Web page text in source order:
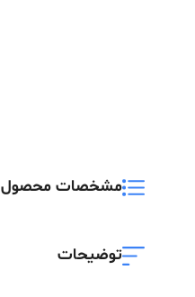
مشخصات محصول
توضیحات